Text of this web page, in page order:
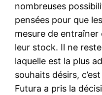
nombreuses
pensées pour que
mesure de
leur stock. Il ne
laquelle est la plus
souhaits désirs,
Futura a pris la